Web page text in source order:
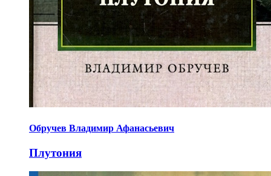
Обручев Владимир Афанасьевич
Плутония